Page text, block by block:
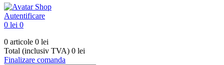
Autentificare
0 lei 0
0 articole 0 lei
Total (inclusiv TVA) 0 lei
Finalizare comanda